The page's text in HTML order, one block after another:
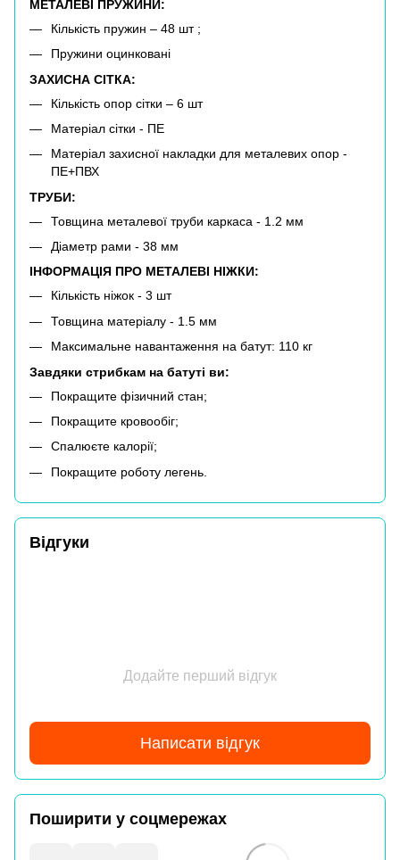
МЕТАЛЕВІ ПРУЖИНИ:
Кількість пружин – 48 шт ;
Пружини оцинковані
ЗАХИСНА СІТКА:
Кількість опор сітки – 6 шт
Матеріал сітки - ПЕ
Матеріал захисної накладки для металевих опор -
ПЕ+ПВХ
ТРУБИ:
Товщина металевої труби каркаса - 1.2 мм
Діаметр рами - 38 мм
ІНФОРМАЦІЯ ПРО МЕТАЛЕВІ НІЖКИ:
Кількість ніжок - 3 шт
Товщина матеріалу - 1.5 мм
Максимальне навантаження на батут: 110 кг
Завдяки стрибкам на батуті ви:
Покращите фізичний стан;
Покращите кровообіг;
Спалюєте калорії;
Покращите роботу легень.
Відгуки
Додайте перший відгук
Написати відгук
Поширити у соцмережах